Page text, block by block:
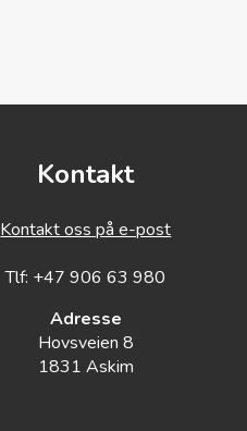
Kontakt
Kontakt oss på e-post
Tlf: +47 906 63 980
Adresse
Hovsveien 8
1831 Askim